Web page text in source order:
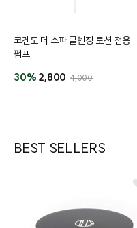
코겐도 더 스파 클렌징 로션 전용
펌프
30% 2,800 4,000
BEST SELLERS